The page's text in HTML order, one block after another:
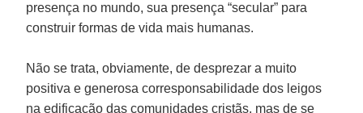
presença no mundo, sua presença “secular” para
construir formas de vida mais humanas.
Não se trata, obviamente, de desprezar a muito
positiva e generosa corresponsabilidade dos leigos
na edificação das comunidades cristãs, mas de se